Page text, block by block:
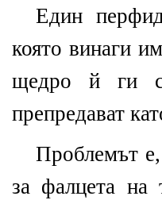
Един
която винаги
щедро й ги
препредават
Проблемът
за фалцета